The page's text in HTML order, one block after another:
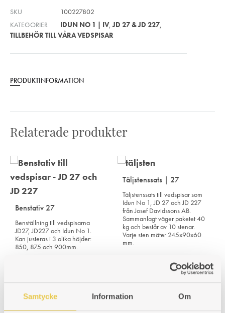
Samtycke Information Om
SKU
100227802
KATEGORIER
IDUN NO 1 | IV,JD 27 & JD 227
TILLBEHÖR TILL VÅRA VEDSPISAR
PRODUKTINFORMATION
Relaterade produkter
Benstativ 27
Benställning till vedspisarna
JD27, JD227 och Idun No 1.
Kan justeras i 3 olika höjder:
850, 875 och 900mm.
Täljstenssats | 27
Täljstenssats till vedspisar som
Idun No 1, JD 27 och JD 227
från Josef Davidssons AB.
Sammanlagt väger paketet 40
kg och består av 10 stenar.
Varje sten mäter 245x90x60
mm.